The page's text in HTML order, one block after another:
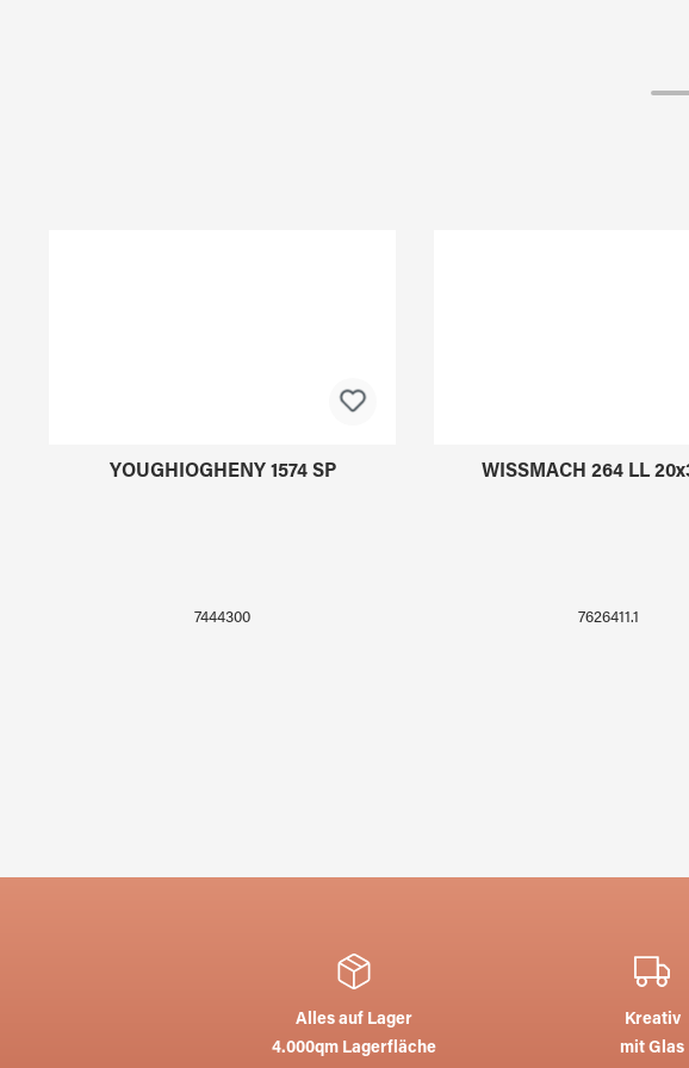
Alles auf Lager
4.000qm Lagerfläche